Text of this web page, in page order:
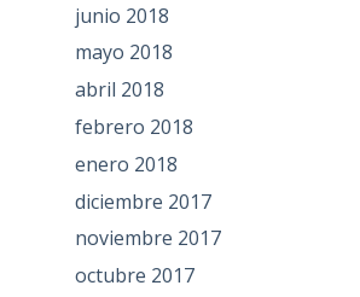
junio 2018
mayo 2018
abril 2018
febrero 2018
enero 2018
diciembre 2017
noviembre 2017
octubre 2017